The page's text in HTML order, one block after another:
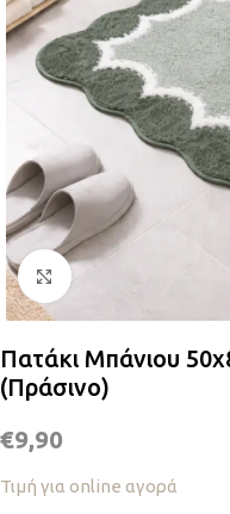
Κλικ για μεγέθυνση
Πατάκι Μπάνιου
(Πράσινο)
€9,90
Τιμή για online αγορά